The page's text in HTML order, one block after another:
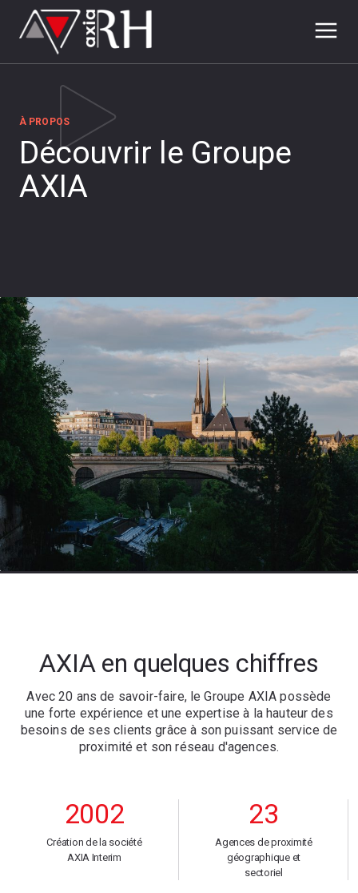
À PROPOS
Découvrir le Groupe
AXIA
AXIA en quelques chiffres
Avec 20 ans de savoir-faire, le Groupe AXIA possède
une forte expérience et une expertise à la hauteur des
besoins de ses clients grâce à son puissant service de
proximité et son réseau d'agences.
2002
Création de la société
AXIA Interim
23
Agences de proximité
géographique et
sectoriel